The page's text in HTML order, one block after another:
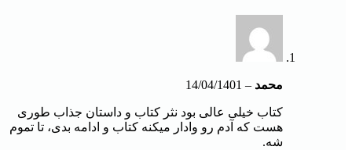
محمد –
14/04/1401
کتاب خیلی عالی بود نثر کتاب و داستان جذاب طوری
هست که آدم رو وادار میکنه کتاب و ادامه بدی، تا تموم
شه.